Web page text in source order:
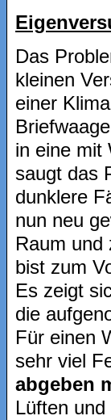
Das
kleinen
einer
in eine mit
saugt das
dunklere
nun neu
Raum und
bist zum
Es zeigt
die
Für einen
sehr viel
abgeben
Lüften